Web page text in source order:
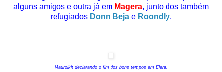
alguns amigos e outra já em Magera, junto dos também
refugiados Donn Bejae Roondly.
Maurolkit declarando o fim dos bons tempos em Elera.